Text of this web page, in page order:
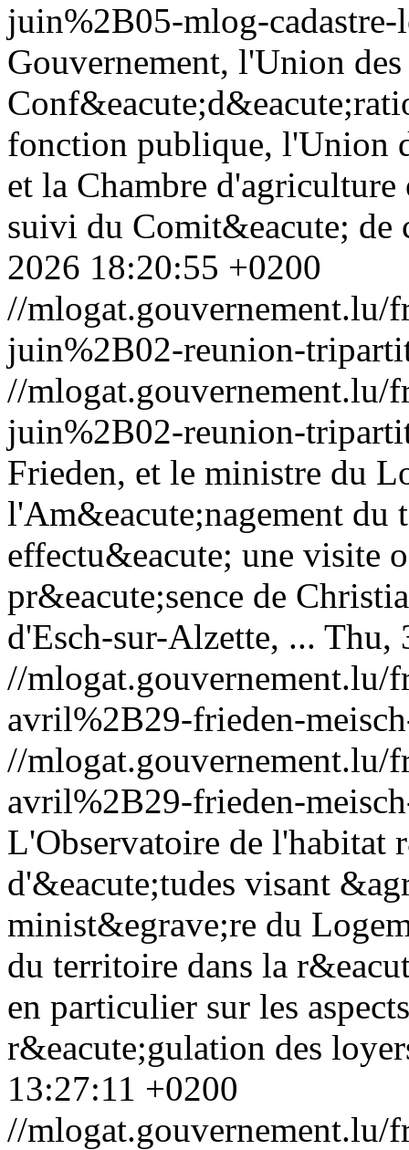
juin%2B05-mlog-
Gouvernement, l'Union
fonction publique, l'Union
et la Chambre
suivi du Comit&eacute;
2026 18:20:55 +0200
//mlogat.gouvernement.lu/
juin%2B02-reunion-
//mlogat.gouvernement.lu/
juin%2B02-reunion-
Frieden, et le ministre du
l'Am&eacute;nagement du
effectu&eacute; une visite
pr&eacute;sence de
d'Esch-sur-Alzette, ... Thu,
//mlogat.gouvernement.lu/
avril%2B29-frieden-
//mlogat.gouvernement.lu/
avril%2B29-frieden-
L'Observatoire de l'habitat
d'&eacute;tudes visant
minist&egrave;re du
du territoire dans la
en particulier sur les
r&eacute;gulation des
13:27:11 +0200
//mlogat.gouvernement.lu/